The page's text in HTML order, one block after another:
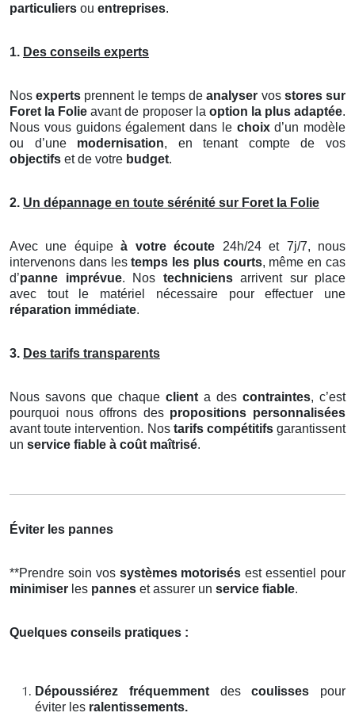
particuliers ou entreprises.
1. Des conseils experts
Nosexperts prennent le temps deanalyser vos stores sur
Foret la Folieavant de proposer la option la plus adaptée.
Nous vous guidons également dans le choixd’un modèle
ou d’une modernisation, en tenant compte de vos
objectifs et de votre budget.
2. Un dépannage en toute sérénité sur Foret la Folie
Avec une équipeà votre écoute 24h/24 et 7j/7, nous
intervenons dans lestemps les plus courts, même en cas
d’panne imprévue. Nos techniciensarrivent sur place
avec tout le matériel nécessaire pour effectuer une
réparation immédiate.
3. Des tarifs transparents
Nous savons que chaque client a des contraintes, c’est
pourquoi nous offrons des propositions personnalisées
avant toute intervention. Nos tarifs compétitifsgarantissent
un service fiable à coût maîtrisé.
Éviter les pannes
**Prendre soin vos systèmes motorisés est essentiel pour
minimiser les pannes et assurer un service fiable.
Quelques conseils pratiques :
Dépoussiérez fréquemmentdescoulisses pour
éviter les ralentissements.